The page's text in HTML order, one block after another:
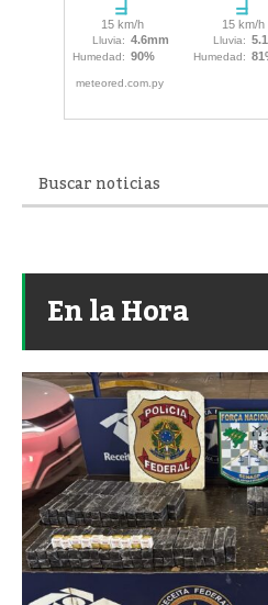
En la Hora